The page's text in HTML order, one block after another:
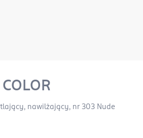
nawilżający, nr 303 Nude